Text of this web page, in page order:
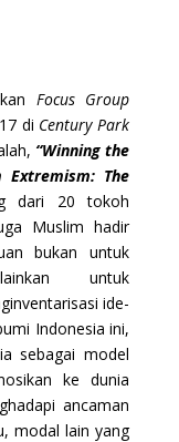
Focus Group
di Century Park
“Winning the
The
dari 20 tokoh
Muslim hadir
bukan untuk
untuk
ide-
Indonesia ini,
sebagai model
ke dunia
ancaman
modal lain yang